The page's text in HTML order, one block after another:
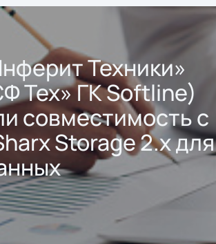
Техники»
Тех» ГК Softline)
совместимость с
Storage 2.x для